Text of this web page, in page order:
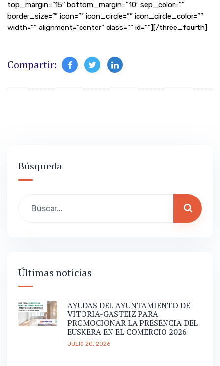
top_margin=”15″ bottom_margin=”10″ sep_color=””
border_size=”” icon=”” icon_circle=”” icon_circle_color=””
width=”” alignment=”center” class=”” id=””][/three_fourth]
Compartir:
Búsqueda
Últimas noticias
AYUDAS DEL AYUNTAMIENTO DE
VITORIA-GASTEIZ PARA
PROMOCIONAR LA PRESENCIA DEL
EUSKERA EN EL COMERCIO 2026
JULIO 20, 2026